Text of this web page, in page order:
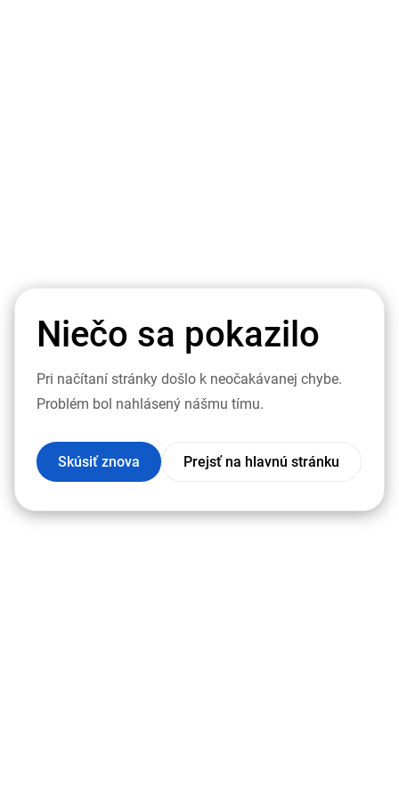
Niečo sa pokazilo
Pri načítaní stránky došlo k neočakávanej chybe.
Problém bol nahlásený nášmu tímu.
Skúsiť znova Prejsť na hlavnú stránku